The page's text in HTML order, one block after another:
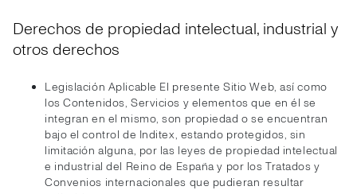
Derechos de propiedad intelectual, industrial y
otros derechos
Legislación Aplicable El presente Sitio Web, así como
los Contenidos, Servicios y elementos que en él se
integran en el mismo, son propiedad o se encuentran
bajo el control de Inditex, estando protegidos, sin
limitación alguna, por las leyes de propiedad intelectual
e industrial del Reino de España y por los Tratados y
Convenios internacionales que pudieran resultar